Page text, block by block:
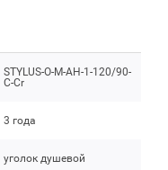
STYLUS-O-M-AH-1-120/90-
C-Cr
3 года
уголок душевой